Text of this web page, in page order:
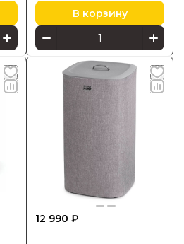
В корзину
12 990 ₽